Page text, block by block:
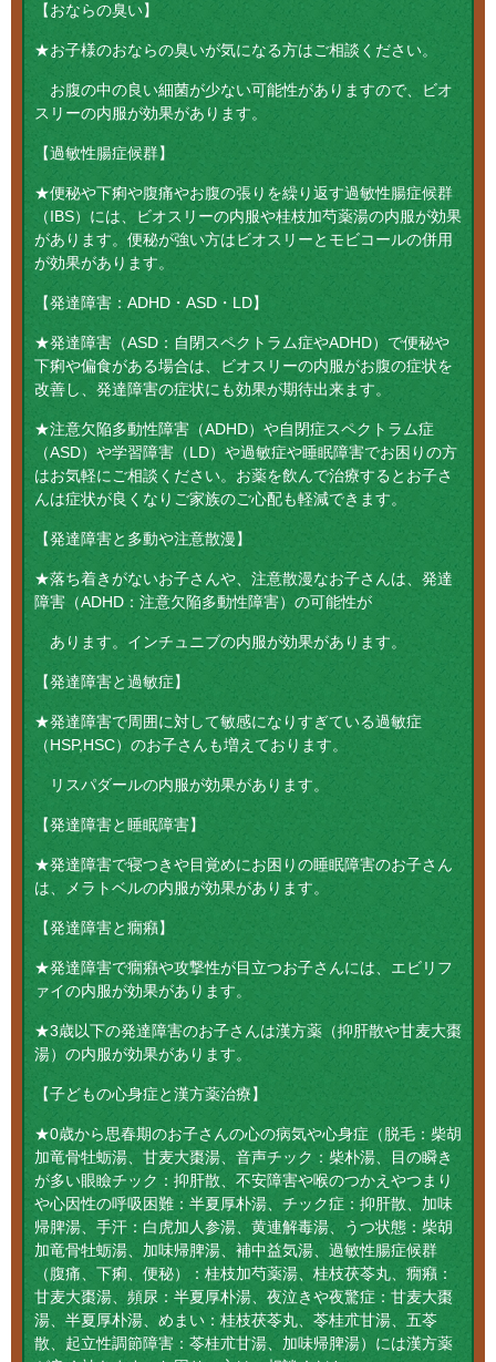
【おならの臭い】
★お子様のおならの臭いが気になる方はご相談ください。
お腹の中の良い細菌が少ない可能性がありますので、ビオ
スリーの内服が効果があります。
【過敏性腸症候群】
★便秘や下痢や腹痛やお腹の張りを繰り返す過敏性腸症候群
（IBS）には、ビオスリーの内服や桂枝加芍薬湯の内服が効果
があります。便秘が強い方はビオスリーとモビコールの併用
が効果があります。
【発達障害：ADHD・ASD・LD】
★発達障害（ASD：自閉スペクトラム症やADHD）で便秘や
下痢や偏食がある場合は、ビオスリーの内服がお腹の症状を
改善し、発達障害の症状にも効果が期待出来ます。
★注意欠陥多動性障害（ADHD）や自閉症スペクトラム症
（ASD）や学習障害（LD）や過敏症や睡眠障害でお困りの方
はお気軽にご相談ください。お薬を飲んで治療するとお子さ
んは症状が良くなりご家族のご心配も軽減できます。
【発達障害と多動や注意散漫】
★落ち着きがないお子さんや、注意散漫なお子さんは、発達
障害（ADHD：注意欠陥多動性障害）の可能性が
あります。インチュニブの内服が効果があります。
【発達障害と過敏症】
★発達障害で周囲に対して敏感になりすぎている過敏症
（HSP,HSC）のお子さんも増えております。
リスパダールの内服が効果があります。
【発達障害と睡眠障害】
★発達障害で寝つきや目覚めにお困りの睡眠障害のお子さん
は、メラトベルの内服が効果があります。
【発達障害と癇癪】
★発達障害で癇癪や攻撃性が目立つお子さんには、エビリフ
ァイの内服が効果があります。
★3歳以下の発達障害のお子さんは漢方薬（抑肝散や甘麦大棗
湯）の内服が効果があります。
【子どもの心身症と漢方薬治療】
★0歳から思春期のお子さんの心の病気や心身症（脱毛：柴胡
加竜骨牡蛎湯、甘麦大棗湯、音声チック：柴朴湯、目の瞬き
が多い眼瞼チック：抑肝散、不安障害や喉のつかえやつまり
や心因性の呼吸困難：半夏厚朴湯、チック症：抑肝散、加味
帰脾湯、手汗：白虎加人参湯、黄連解毒湯、うつ状態：柴胡
加竜骨牡蛎湯、加味帰脾湯、補中益気湯、過敏性腸症候群
（腹痛、下痢、便秘）：桂枝加芍薬湯、桂枝茯苓丸、癇癪：
甘麦大棗湯、頻尿：半夏厚朴湯、夜泣きや夜驚症：甘麦大棗
湯、半夏厚朴湯、めまい：桂枝茯苓丸、苓桂朮甘湯、五苓
散、起立性調節障害：苓桂朮甘湯、加味帰脾湯）には漢方薬